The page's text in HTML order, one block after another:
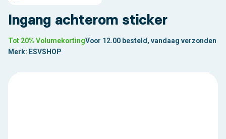
Ingang achterom sticker
Tot 20% VolumekortingVoor 12.00 besteld, vandaag verzonden
Merk: ESVSHOP